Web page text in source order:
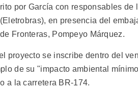
por García con responsables
en presencia del
Fronteras, Pompeyo Márquez.
proyecto se inscribe dentro del
de su "impacto ambiental
a la carretera BR-174.